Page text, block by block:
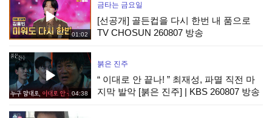
01:02
금타는 금요일
[선공개] 골든컵을 다시 한번 내 품으로
TV CHOSUN 260807 방송
04:38
붉은 진주
“ 이대로 안 끝나! ” 최재성, 파멸 직전 마
지막 발악 [붉은 진주] | KBS 260807 방송